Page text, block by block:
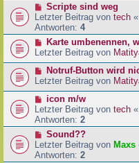
Scripte sind weg
Letzter Beitrag von tech «
Antworten: 4
Karte umbenennen,
Letzter Beitrag von
Notruf-Button wird
Letzter Beitrag von
icon m/w
Letzter Beitrag von tech «
Antworten: 2
Sound??
Letzter Beitrag von Maxs
Antworten: 2